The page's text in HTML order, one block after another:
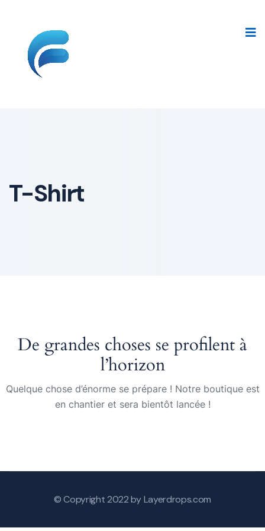
content
T-Shirt
De grandes choses se profilent à
l’horizon
Quelque chose d’énorme se prépare ! Notre boutique est
en chantier et sera bientôt lancée !
© Copyright 2022 by Layerdrops.com